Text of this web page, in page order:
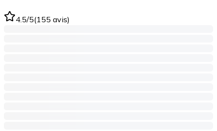
4.5/5(155 avis)